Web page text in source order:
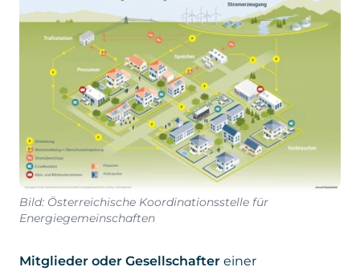
Bild: Österreichische Koordinationsstelle für
Energiegemeinschaften
Mitglieder oder Gesellschafter einer